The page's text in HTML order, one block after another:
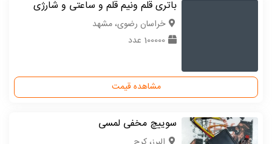
باتری قلم ونیم قلم و ساعتی و شارژی
خراسان رضوی، مشهد
100000 عدد
مشاهده قیمت
سوییچ مخفی لمسی